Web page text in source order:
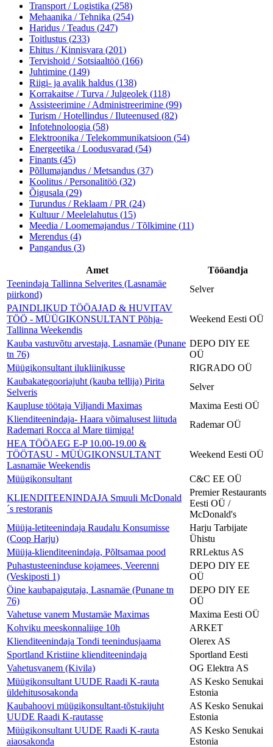
Transport / Logistika (258)
Mehaanika / Tehnika (254)
Haridus / Teadus (247)
Toitlustus (233)
Ehitus / Kinnisvara (201)
Tervishoid / Sotsiaaltöö (166)
Juhtimine (149)
Riigi- ja avalik haldus (138)
Korrakaitse / Turva / Julgeolek (118)
Assisteerimine / Administreerimine (99)
Turism / Hotellindus / Iluteenused (82)
Infotehnoloogia (58)
Elektroonika / Telekommunikatsioon (54)
Energeetika / Loodusvarad (54)
Finants (45)
Põllumajandus / Metsandus (37)
Koolitus / Personalitöö (32)
Õigusala (29)
Turundus / Reklaam / PR (24)
Kultuur / Meelelahutus (15)
Meedia / Loomemajandus / Tõlkimine (11)
Merendus (4)
Pangandus (3)
Amet
Tööandja
Teenindaja Tallinna Selverites (Lasnamäe
piirkond)
Selver
PAINDLIKUD TÖÖAJAD & HUVITAV
TÖÖ - MÜÜGIKONSULTANT Põhja-
Tallinna Weekendis
Weekend Eesti OÜ
Kauba vastuvõtu arvestaja, Lasnamäe (Punane
tn 76)
DEPO DIY EE
OÜ
Müügikonsultant ilukliinikusse
RIGRADO OÜ
Kaubakategooriajuht (kauba tellija) Pirita
Selveris
Selver
Kaupluse töötaja Viljandi Maximas
Maxima Eesti OÜ
Klienditeenindaja- Haara võimalusest liituda
Rademari Rocca al Mare tiimiga!
Rademar OÜ
HEA TÖÖAEG E-P 10.00-19.00 &
TÖÖTASU - MÜÜGIKONSULTANT
Lasnamäe Weekendis
Weekend Eesti OÜ
Müügikonsultant
C&C EE OÜ
KLIENDITEENINDAJA Smuuli McDonald
´s restoranis
Premier Restaurants
Eesti OÜ /
McDonald's
Müüja-letiteenindaja Raudalu Konsumisse
(Coop Harju)
Harju Tarbijate
Ühistu
Müüja-klienditeenindaja, Põltsamaa pood
RRLektus AS
Puhastusteeninduse kojamees, Veerenni
(Veskiposti 1)
DEPO DIY EE
OÜ
Öine kaubapaigutaja, Lasnamäe (Punane tn
76)
DEPO DIY EE
OÜ
Vahetuse vanem Mustamäe Maximas
Maxima Eesti OÜ
Kohviku meeskonnaliige 10h
ARKET
Klienditeenindaja Tondi teenindusjaama
Olerex AS
Sportland Kristiine klienditeenindaja
Sportland Eesti
Vahetusvanem (Kivila)
OG Elektra AS
Müügikonsultant UUDE Raadi K-rauta
üldehitusosakonda
AS Kesko Senukai
Estonia
Kaubahoovi müügikonsultant-tõstukijuht
UUDE Raadi K-rautasse
AS Kesko Senukai
Estonia
Müügikonsultant UUDE Raadi K-rauta
aiaosakonda
AS Kesko Senukai
Estonia